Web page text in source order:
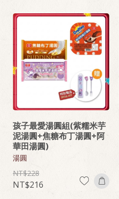
孩子最愛湯圓組(紫糯米芋
泥湯圓+焦糖布丁湯圓+阿
華田湯圓)
湯圓
228
216